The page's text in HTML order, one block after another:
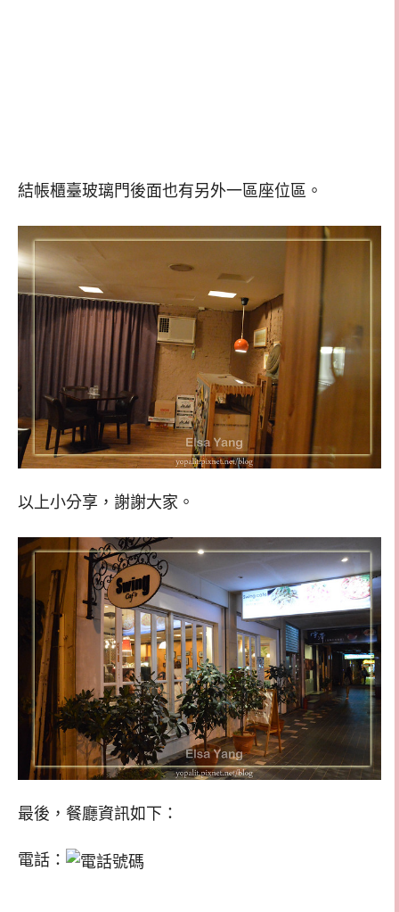
結帳櫃臺玻璃門後面也有另外一區座位區。
以上小分享，謝謝大家。
最後，餐廳資訊如下：
電話：